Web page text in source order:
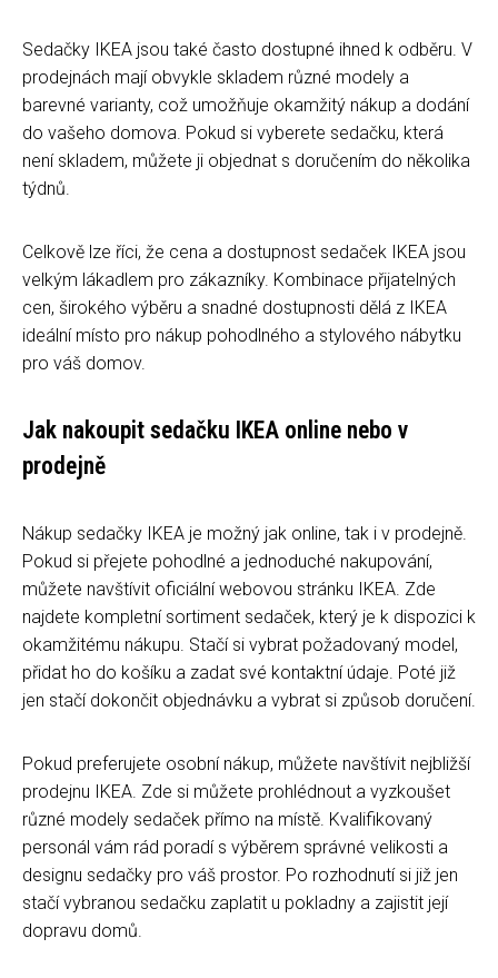
Sedačky IKEA jsou také často dostupné ihned k odběru. V
prodejnách mají obvykle skladem různé modely a
barevné varianty, což umožňuje okamžitý nákup a dodání
do vašeho domova. Pokud si vyberete sedačku, která
není skladem, můžete ji objednat s doručením do několika
týdnů.
Celkově lze říci, že cena a dostupnost sedaček IKEA jsou
velkým lákadlem pro zákazníky. Kombinace přijatelných
cen, širokého výběru a snadné dostupnosti dělá z IKEA
ideální místo pro nákup pohodlného a stylového nábytku
pro váš domov.
Jak nakoupit sedačku IKEA online nebo v
prodejně
Nákup sedačky IKEA je možný jak online, tak i v prodejně.
Pokud si přejete pohodlné a jednoduché nakupování,
můžete navštívit oficiální webovou stránku IKEA. Zde
najdete kompletní sortiment sedaček, který je k dispozici k
okamžitému nákupu. Stačí si vybrat požadovaný model,
přidat ho do košíku a zadat své kontaktní údaje. Poté již
jen stačí dokončit objednávku a vybrat si způsob doručení.
Pokud preferujete osobní nákup, můžete navštívit nejbližší
prodejnu IKEA. Zde si můžete prohlédnout a vyzkoušet
různé modely sedaček přímo na místě. Kvalifikovaný
personál vám rád poradí s výběrem správné velikosti a
designu sedačky pro váš prostor. Po rozhodnutí si již jen
stačí vybranou sedačku zaplatit u pokladny a zajistit její
dopravu domů.